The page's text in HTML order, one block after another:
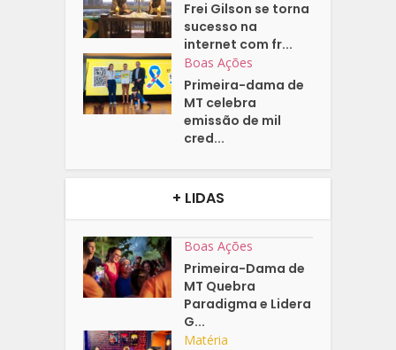
Frei Gilson se torna
sucesso na
internet com fr...
Boas Ações
Primeira-dama de
MT celebra
emissão de mil
cred...
+ LIDAS
Boas Ações
Primeira-Dama de
MT Quebra
Paradigma e Lidera
G...
Matéria